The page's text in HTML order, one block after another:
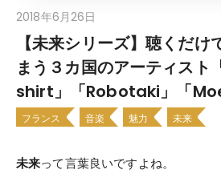
2018年6月26日
【未来シリーズ】聴くだけ
まう３カ国のアーティス
shirt」「Robotaki」「
フランス 音楽 魅力 未来
未来って言葉良いですよね。